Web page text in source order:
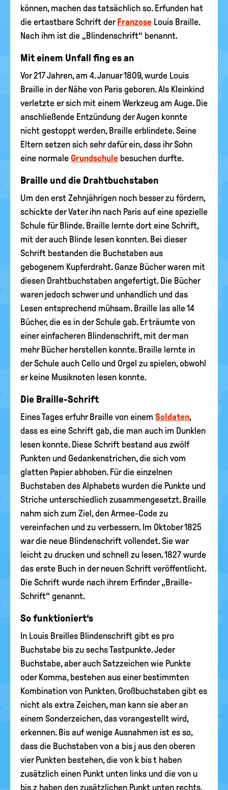
können, machen das tatsächlich so. Erfunden hat
die ertastbare Schrift der Franzose Louis Braille.
Nach ihm ist die „Blindenschrift“ benannt.
Mit einem Unfall fing es an
Vor 217 Jahren, am 4. Januar 1809, wurde Louis
Braille in der Nähe von Paris geboren. Als Kleinkind
verletzte er sich mit einem Werkzeug am Auge. Die
anschließende Entzündung der Augen konnte
nicht gestoppt werden, Braille erblindete. Seine
Eltern setzen sich sehr dafür ein, dass ihr Sohn
eine normale Grundschule besuchen durfte.
Braille und die Drahtbuchstaben
Um den erst Zehnjährigen noch besser zu fördern,
schickte der Vater ihn nach Paris auf eine spezielle
Schule für Blinde. Braille lernte dort eine Schrift,
mit der auch Blinde lesen konnten. Bei dieser
Schrift bestanden die Buchstaben aus
gebogenem Kupferdraht. Ganze Bücher waren mit
diesen Drahtbuchstaben angefertigt. Die Bücher
waren jedoch schwer und unhandlich und das
Lesen entsprechend mühsam. Braille las alle 14
Bücher, die es in der Schule gab. Er träumte von
einer einfacheren Blindenschrift, mit der man
mehr Bücher herstellen konnte. Braille lernte in
der Schule auch Cello und Orgel zu spielen, obwohl
er keine Musiknoten lesen konnte.
Die Braille-Schrift
Eines Tages erfuhr Braille von einem Soldaten,
dass es eine Schrift gab, die man auch im Dunklen
lesen konnte. Diese Schrift bestand aus zwölf
Punkten und Gedankenstrichen, die sich vom
glatten Papier abhoben. Für die einzelnen
Buchstaben des Alphabets wurden die Punkte und
Striche unterschiedlich zusammengesetzt. Braille
nahm sich zum Ziel, den Armee-Code zu
vereinfachen und zu verbessern. Im Oktober 1825
war die neue Blindenschrift vollendet. Sie war
leicht zu drucken und schnell zu lesen. 1827 wurde
das erste Buch in der neuen Schrift veröffentlicht.
Die Schrift wurde nach ihrem Erfinder „Braille-
Schrift“ genannt.
So funktioniert‘s
In Louis Brailles Blindenschrift gibt es pro
Buchstabe bis zu sechs Tastpunkte. Jeder
Buchstabe, aber auch Satzzeichen wie Punkte
oder Komma, bestehen aus einer bestimmten
Kombination von Punkten. Großbuchstaben gibt es
nicht als extra Zeichen, man kann sie aber an
einem Sonderzeichen, das vorangestellt wird,
erkennen. Bis auf wenige Ausnahmen ist es so,
dass die Buchstaben von a bis j aus den oberen
vier Punkten bestehen, die von k bis t haben
zusätzlich einen Punkt unten links und die von u
bis z haben den zusätzlichen Punkt unten rechts.